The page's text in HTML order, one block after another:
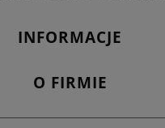
INFORMACJE
O FIRMIE